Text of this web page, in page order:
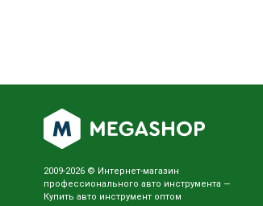
2009-2026 © Интернет-магазин
профессионального авто инструмента —
Купить авто инструмент оптом